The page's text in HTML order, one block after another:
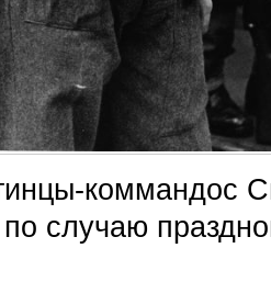
коммандос
случаю